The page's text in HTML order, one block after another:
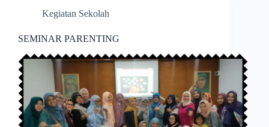
Kegiatan Sekolah
SEMINAR PARENTING